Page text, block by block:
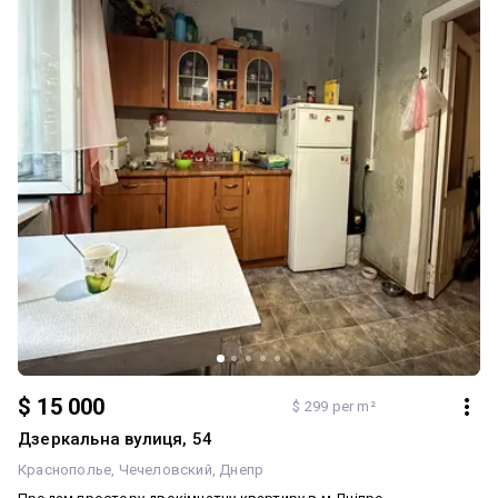
власного проживання, так і для здачі в оренду. Телефонуйте,
щоб дізнатися подробиці та домовитися про перегляд!
$ 15 000 $ 299 per m²
Дзеркальна вулиця, 54
Краснополье Чечеловский Днепр